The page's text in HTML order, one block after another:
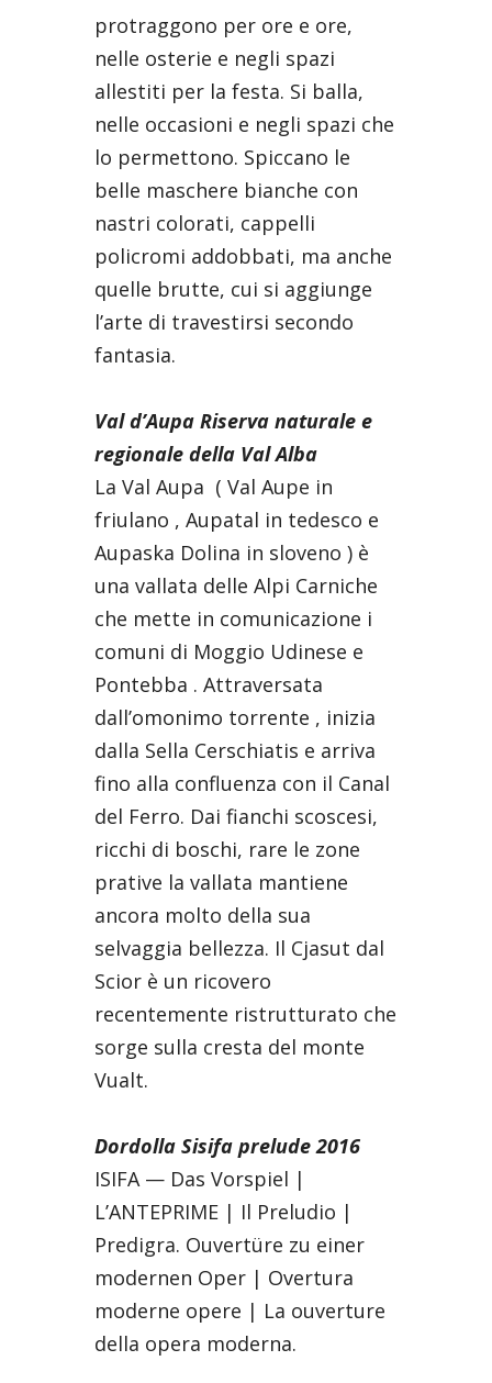
protraggono per ore e ore,
nelle osterie e negli spazi
allestiti per la festa. Si balla,
nelle occasioni e negli spazi che
lo permettono. Spiccano le
belle maschere bianche con
nastri colorati, cappelli
policromi addobbati, ma anche
quelle brutte, cui si aggiunge
l’arte di travestirsi secondo
fantasia.
Val d’Aupa Riserva naturale e
regionale della Val Alba
La Val Aupa ( Val Aupe in
friulano , Aupatal in tedesco e
Aupaska Dolina in sloveno ) è
una vallata delle Alpi Carniche
che mette in comunicazione i
comuni di Moggio Udinese e
Pontebba . Attraversata
dall’omonimo torrente , inizia
dalla Sella Cerschiatis e arriva
fino alla confluenza con il Canal
del Ferro. Dai fianchi scoscesi,
ricchi di boschi, rare le zone
prative la vallata mantiene
ancora molto della sua
selvaggia bellezza. Il Cjasut dal
Scior è un ricovero
recentemente ristrutturato che
sorge sulla cresta del monte
Vualt.
Dordolla Sisifa prelude 2016
ISIFA — Das Vorspiel |
L’ANTEPRIME | Il Preludio |
Predigra. Ouvertüre zu einer
modernen Oper | Overtura
moderne opere | La ouverture
della opera moderna.